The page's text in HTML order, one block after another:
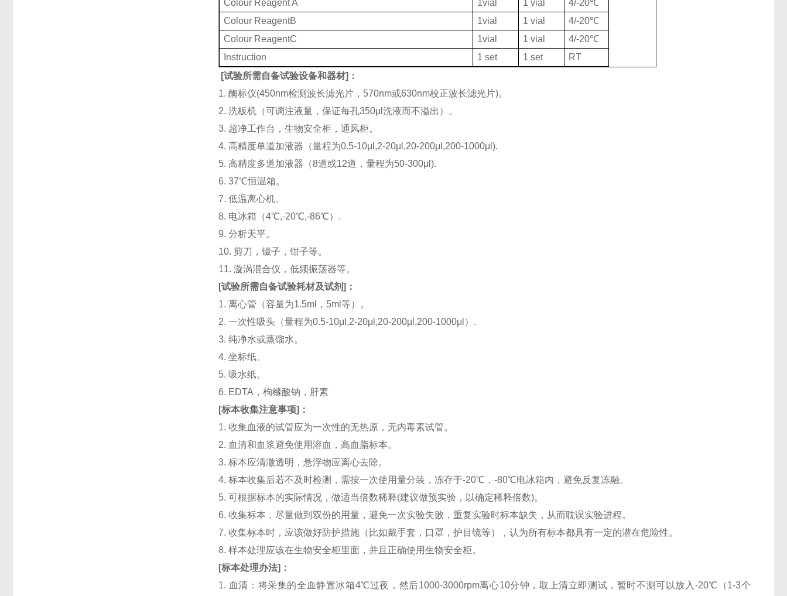
Colour Reagent A
1vial 1 vial
4/-20℃
Colour ReagentB
1vial 1 vial
4/-20℃
Colour ReagentC
1vial 1 vial
4/-20℃
Instruction
1 set 1 set
RT
[试验所需自备试验设备和器材]：
1. 酶标仪(450nm检测波长滤光片，570nm或630nm校正波长滤光片)。
2. 洗板机（可调注液量，保证每孔350μl洗液而不溢出）。
3. 超净工作台，生物安全柜，通风柜。
4. 高精度单道加液器（量程为0.5-10μl,2-20μl,20-200μl,200-1000μl).
5. 高精度多道加液器（8道或12道，量程为50-300μl).
6. 37℃恒温箱。
7. 低温离心机。
8. 电冰箱（4℃,-20℃,-86℃）.
9. 分析天平。
10. 剪刀，镊子，钳子等。
11. 漩涡混合仪，低频振荡器等。
[试验所需自备试验耗材及试剂]：
1. 离心管（容量为1.5ml，5ml等）。
2. 一次性吸头（量程为0.5-10μl,2-20μl,20-200μl,200-1000μl）.
3. 纯净水或蒸馏水。
4. 坐标纸。
5. 吸水纸。
6. EDTA，枸橼酸钠，肝素
[标本收集注意事项]：
1. 收集血液的试管应为一次性的无热原，无内毒素试管。
2. 血清和血浆避免使用溶血，高血脂标本。
3. 标本应清澈透明，悬浮物应离心去除。
4. 标本收集后若不及时检测，需按一次使用量分装，冻存于-20℃，-80℃电冰箱内，避免反复冻融。
5. 可根据标本的实际情况，做适当倍数稀释(建议做预实验，以确定稀释倍数)。
6. 收集标本，尽量做到双份的用量，避免一次实验失败，重复实验时标本缺失，从而耽误实验进程。
7. 收集标本时，应该做好防护措施（比如戴手套，口罩，护目镜等），认为所有标本都具有一定的潜在危险性。
8. 样本处理应该在生物安全柜里面，并且正确使用生物安全柜。
[标本处理办法]：
1. 血清：将采集的全血静置冰箱4℃过夜，然后1000-3000rpm离心10分钟，取上清立即测试，暂时不测可以放入-20℃（1-3个